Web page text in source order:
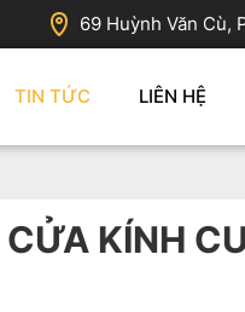
69 Huỳnh Văn Cù,
TIN TỨC LIÊN HỆ
KÍNH